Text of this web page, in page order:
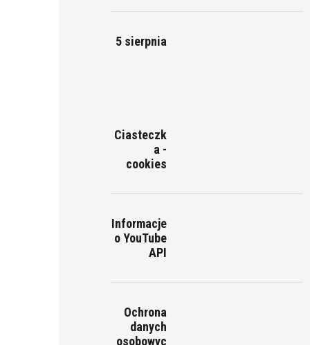
5 sierpnia
Ciasteczk
a -
cookies
Informacje
o YouTube
API
Ochrona
danych
osobowyc